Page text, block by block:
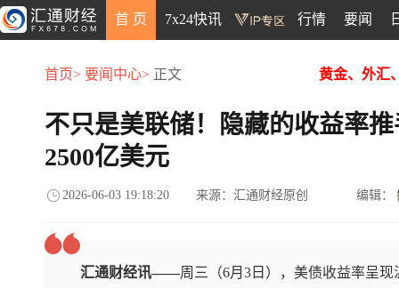
首 页 7x24快讯 行情 要闻
首页> 要闻中心> 正文 黄金、外汇
不只是美联储！隐藏的收益率
2500亿美元
2026-06-03 19:18:20 来源：汇通财经原创 编辑：
汇通财经讯——周三（6月3日），美债收益率呈